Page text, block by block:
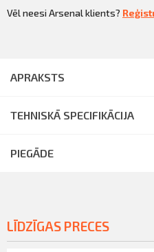
Vēl neesi Arsenal klients?
APRAKSTS
TEHNISKĀ SPECIFIKĀCIJA
PIEGĀDE
LĪDZĪGAS PRECES